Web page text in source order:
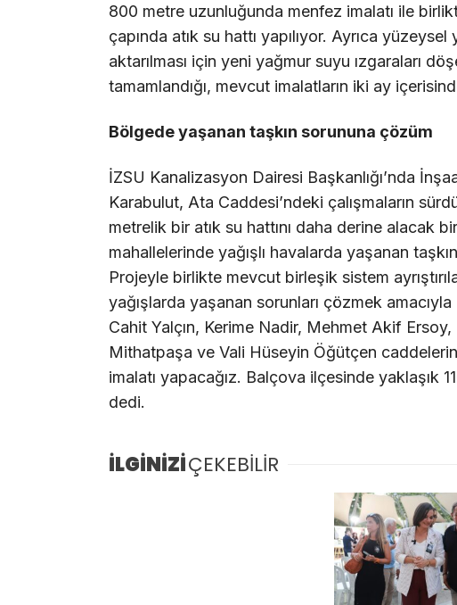
800 metre uzunluğunda menfez imalatı ile
çapında atık su hattı yapılıyor. Ayrıca
aktarılması için yeni yağmur suyu ızgaraları
tamamlandığı, mevcut imalatların iki ay
Bölgede yaşanan taşkın sorununa çözüm
İZSU Kanalizasyon Dairesi Başkanlığı’nda
Karabulut, Ata Caddesi’ndeki çalışmaların
metrelik bir atık su hattını daha derine alacak
mahallelerinde yağışlı havalarda yaşanan
Projeyle birlikte mevcut birleşik sistem
yağışlarda yaşanan sorunları çözmek
Cahit Yalçın, Kerime Nadir, Mehmet Akif
Mithatpaşa ve Vali Hüseyin Öğütçen
imalatı yapacağız. Balçova ilçesinde yaklaşık
dedi.
İLGİNİZİÇEKEBİLİR